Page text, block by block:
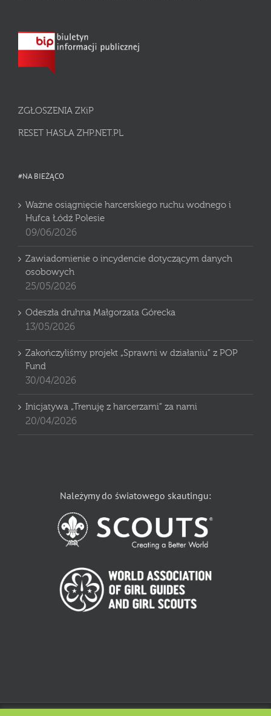
ZGŁOSZENIA ZKiP
RESET HASŁA ZHP.NET.PL
#NA BIEŻĄCO
Ważne osiągnięcie harcerskiego ruchu wodnego i
Hufca Łódź Polesie
09/06/2026
Zawiadomienie o incydencie dotyczącym danych
osobowych
25/05/2026
Odeszła druhna Małgorzata Górecka
13/05/2026
Zakończyliśmy projekt „Sprawni w działaniu” z POP
Fund
30/04/2026
Inicjatywa „Trenuję z harcerzami” za nami
20/04/2026
Należymy do światowego skautingu: